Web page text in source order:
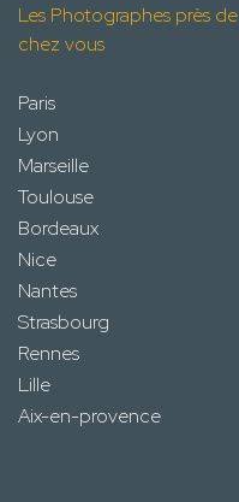
Les Photographes près de
chez vous
Paris
Lyon
Marseille
Toulouse
Bordeaux
Nice
Nantes
Strasbourg
Rennes
Lille
Aix-en-provence